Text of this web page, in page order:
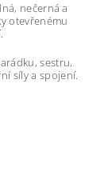
nečerná a
otevřenému
sestru,
síly a spojení.